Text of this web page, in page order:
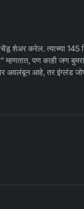
शेअर करेल. त्याच्या 145
पण काही जण
अवलंबून आहे, तर इंग्लंड